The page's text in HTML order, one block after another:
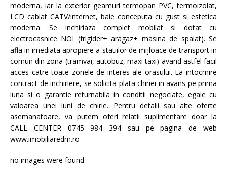
moderna, iar la exterior geamuri termopan PVC, termoizolat,
LCD cablat CATV/internet, baie conceputa cu gust si estetica
moderna. Se inchiriaza complet mobilat si dotat cu
electrocasnice NOI (frigider+ aragaz+ masina de spalat). Se
afla in imediata apropiere a statiilor de mijloace de transport in
comun din zona (tramvai, autobuz, maxi taxi) avand astfel facil
acces catre toate zonele de interes ale orasului. La intocmire
contract de inchiriere, se solicita plata chiriei in avans pe prima
luna si o garantie returnabila in conditii negociate, egale cu
valoarea unei luni de chirie. Pentru detalii sau alte oferte
asemanatoare, va putem oferi relatii suplimentare doar la
CALL CENTER 0745 984 394 sau pe pagina de web
www.imobiliaredm.ro
no images were found